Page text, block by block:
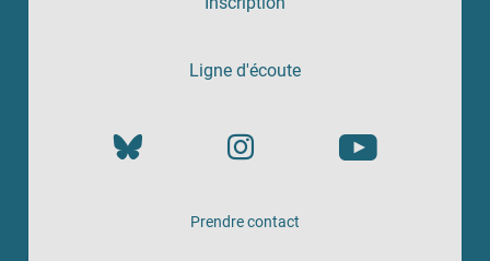
Ligne d'écoute
Prendre contact